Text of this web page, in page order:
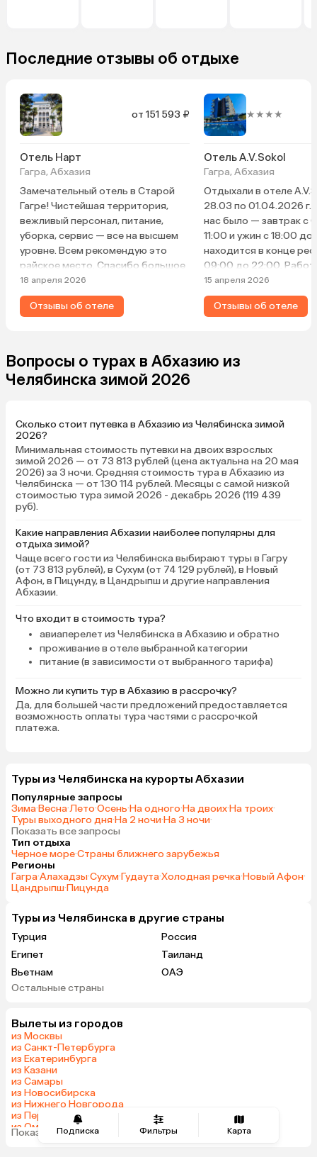
Подписка Фильтры Карта
Последние отзывы об отдыхе
от 151 593 ₽
Отель Нарт
Гагра, Абхазия
Замечательный отель в Старой
Гагре! Чистейшая территория,
вежливый персонал, питание,
уборка, сервис — все на высшем
уровне. Всем рекомендую это
райское место. Спасибо большое
за гостеприимство!
18 апреля 2026
Отзывы об отеле
★★★★
Отель A.V.Sokol
Гагра, Абхазия
Отдыхали в отеле
28.03 по 01.04.2026 г.
нас было — завтрак с
11:00 и ужин с 18:00
находится в конце
09:00 до 22:00.
с 09:00 до 21:00,
даже в дождь очень
приятно плавать!
с другой море,
чистый, комфортный,
зубной щетки, все
шведский стол, вино
красное, но качество
очень хорошее.
отеля отличное, все,
ходили в кафе
дружелюбная, очень
понравилось,
15 апреля 2026
Отзывы об отеле
Вопросы о турах в Абхазию из
Челябинска зимой 2026
Сколько стоит путевка в Абхазию из Челябинска зимой
2026?
Минимальная стоимость путевки на двоих взрослых
зимой 2026 — от 73 813 рублей (цена актуальна на 20 мая
2026) за 3 ночи. Средняя стоимость тура в Абхазию из
Челябинска — от 130 114 рублей. Месяцы с самой низкой
стоимостью тура зимой 2026 - декабрь 2026 (119 439
руб).
Какие направления Абхазии наиболее популярны для
отдыха зимой?
Чаще всего гости из Челябинска выбирают туры в Гагру
(от 73 813 рублей), в Сухум (от 74 129 рублей), в Новый
Афон, в Пицунду, в Цандрыпш и другие направления
Абхазии.
Что входит в стоимость тура?
авиаперелет из Челябинска в Абхазию и обратно
проживание в отеле выбранной категории
питание (в зависимости от выбранного тарифа)
Можно ли купить тур в Абхазию в рассрочку?
Да, для большей части предложений предоставляется
возможность оплаты тура частями с рассрочкой
платежа.
Туры из Челябинска на курорты Абхазии
Популярные запросы
Зима·Весна·Лето·Осень·На одного·На двоих·На троих·
Туры выходного дня·На 2 ночи·На 3 ночи·
Показать все запросы
Тип отдыха
Черное море·Страны ближнего зарубежья
Регионы
Гагра·Алахадзы·Сухум·Гудаута·Холодная речка·Новый Афон·
Цандрыпш·Пицунда
Туры из Челябинска в другие страны
Турция
Россия
Египет
Таиланд
Вьетнам
ОАЭ
Мальдивы
Шри-Ланка
Азербайджан
Катар
Гонконг
Венгрия
Остальные страны
Вылеты из городов
из Москвы
из Санкт-Петербурга
из Екатеринбурга
из Казани
из Самары
из Новосибирска
из Нижнего Новгорода
из Перми
из Омска
из Красноярска
Показать все города